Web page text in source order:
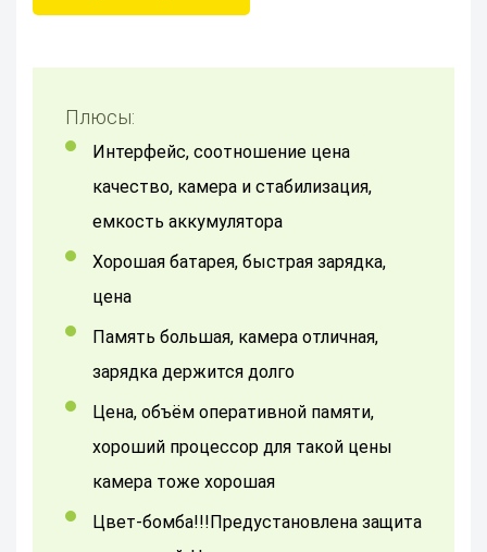
Плюсы:
интерфейс, соотношение цена
качество, камера и стабилизация,
емкость аккумулятора
хорошая батарея, быстрая зарядка,
цена
Память большая, камера отличная,
зарядка держится долго
цена, объём оперативной памяти,
хороший процессор для такой цены
камера тоже хорошая
Цвет-бомба!!!Предустановлена защита